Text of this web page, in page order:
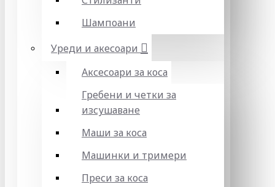
Шампоани
Уреди и акесоари
Аксесоари за коса
Гребени и четки за
изсушаване
Маши за коса
Машинки и тримери
Преси за коса